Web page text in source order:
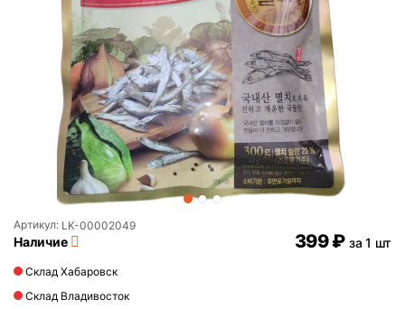
Артикул: LK-00002049
Наличие
Склад Хабаровск
Склад Владивосток
‍399‍₽ за 1 шт